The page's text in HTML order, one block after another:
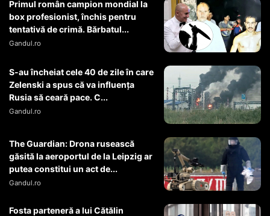
Primul român campion mondial la
box profesionist, închis pentru
tentativă de crimă. Bărbatul...
Gandul.ro
S-au încheiat cele 40 de zile în care
Zelenski a spus că va influența
Rusia să ceară pace. C...
Gandul.ro
The Guardian: Drona rusească
găsită la aeroportul de la Leipzig ar
putea constitui un act de...
Gandul.ro
Fosta parteneră a lui Cătălin